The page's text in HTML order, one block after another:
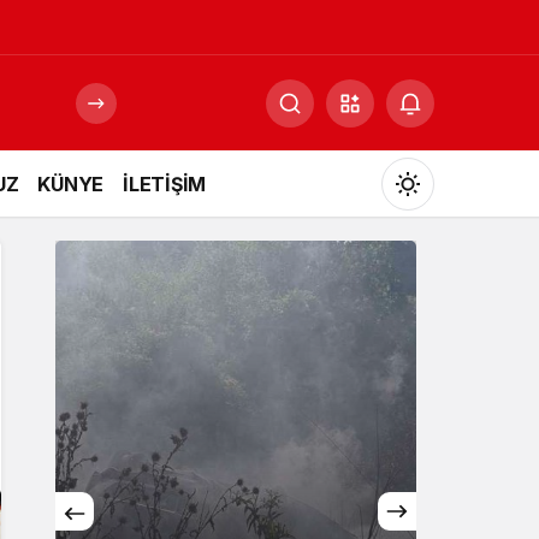
KÜNYE İLETİŞİM
Mod
değiştir
Gündüz modunu seçin.
Gece Modu
Gece modunu seçin.